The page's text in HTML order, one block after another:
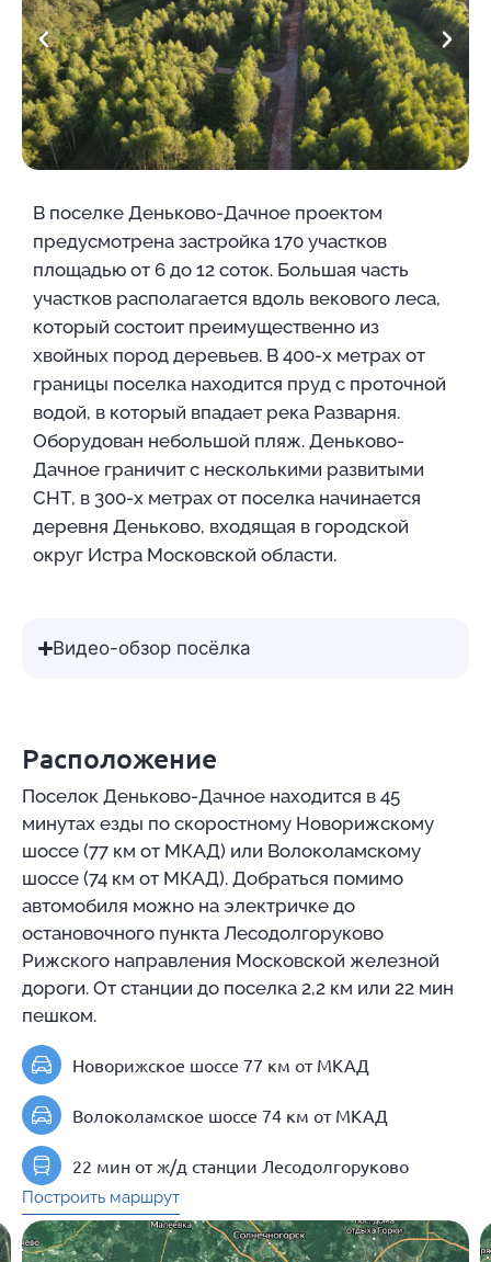
В поселке Деньково-Дачное проектом
предусмотрена застройка 170 участков
площадью от 6 до 12 соток. Большая часть
участков располагается вдоль векового леса,
который состоит преимущественно из
хвойных пород деревьев. В 400-х метрах от
границы поселка находится пруд с проточной
водой, в который впадает река Разварня.
Оборудован небольшой пляж. Деньково-
Дачное граничит с несколькими развитыми
СНТ, в 300-х метрах от поселка начинается
деревня Деньково, входящая в городской
округ Истра Московской области.
Видео-обзор посёлка
Расположение
Поселок Деньково-Дачное находится в 45
минутах езды по скоростному Новорижскому
шоссе (77 км от МКАД) или Волоколамскому
шоссе (74 км от МКАД). Добраться помимо
автомобиля можно на электричке до
остановочного пункта Лесодолгоруково
Рижского направления Московской железной
дороги. От станции до поселка 2,2 км или 22 мин
пешком.
Новорижское шоссе 77 км от МКАД
Волоколамское шоссе 74 км от МКАД
22 мин от ж/д станции Лесодолгоруково
Построить маршрут